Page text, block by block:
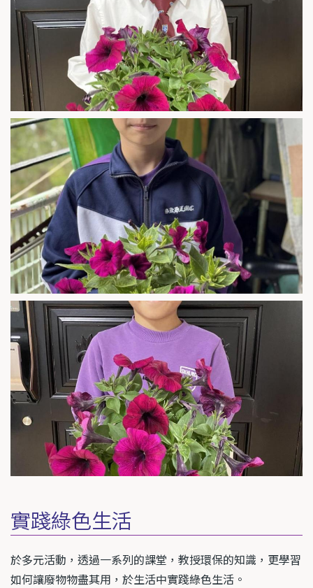
實踐綠色生活
於多元活動，透過一系列的課堂，教授環保的知識，更學習
如何讓廢物物盡其用，於生活中實踐綠色生活。